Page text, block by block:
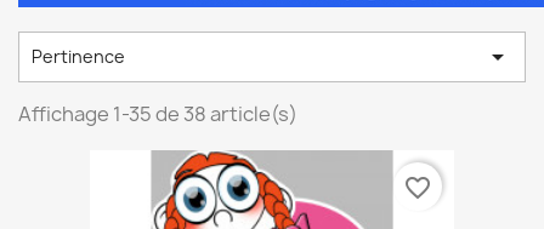
Pertinence 
Affichage 1-35 de 38 article(s)
favorite_border